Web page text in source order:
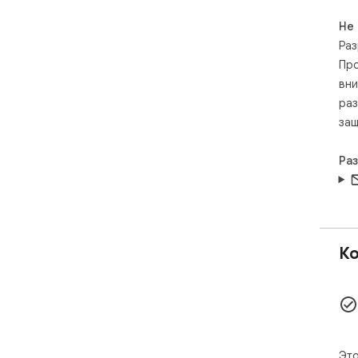
清
地
✅
清
✅
Не